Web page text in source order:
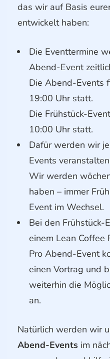
das wir auf Basis
entwickelt haben:
Die Eventtermine
Abend-Event
Die Abend-Events
19:00 Uhr statt.
Die Frühstück-
10:00 Uhr statt.
Dafür werden wir
Events
Wir werden
haben – immer
Event im Wechsel.
Bei den Frühstück-
einem Lean Coffee
Pro Abend-Event
einen Vortrag und
weiterhin die
an.
Natürlich werden wir
Abend-Events im